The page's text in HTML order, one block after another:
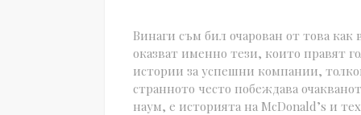
Винаги съм бил очарован от това
оказват именно тези, които правят
истории за успешни компании,
странното често побеждава
наум, е историята на McDonald’s и